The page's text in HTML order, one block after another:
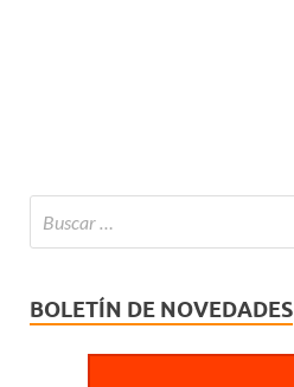
BOLETÍN DE NOVEDADES